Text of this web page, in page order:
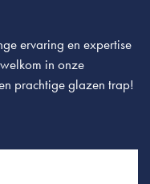
ervaring en expertise
in onze
prachtige glazen trap!